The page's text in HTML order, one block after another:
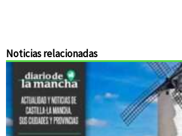
Noticias relacionadas